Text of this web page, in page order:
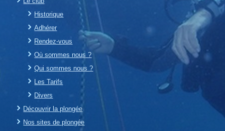
Historique
Adhérer
Rendez-vous
Où sommes nous ?
Qui sommes nous ?
Les Tarifs
Divers
Découvrir la plongée
Nos sites de plongée